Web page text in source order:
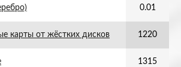
0.01
карты от жёстких дисков 1220
1315